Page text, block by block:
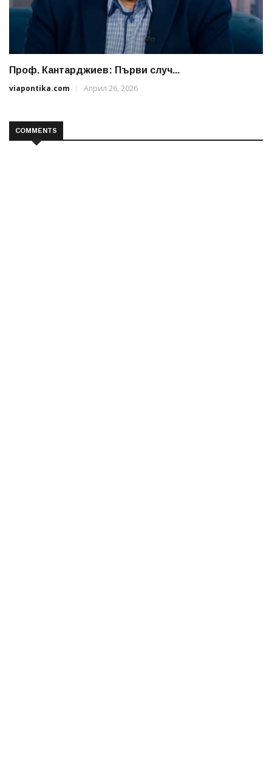
Проф. Кантарджиев: Първи случ...
viapontika.com
Април 26, 2026
COMMENTS